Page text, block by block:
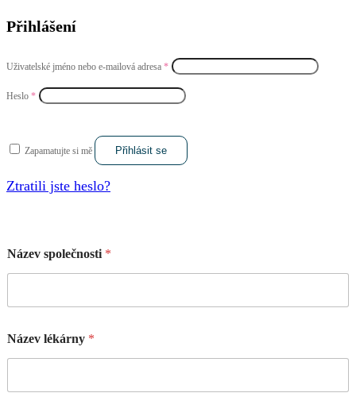
Přihlášení
Uživatelské jméno nebo e-mailová adresa *
Heslo *
Zapamatujte si mě Přihlásit se
Ztratili jste heslo?
Název společnosti *
Název lékárny *